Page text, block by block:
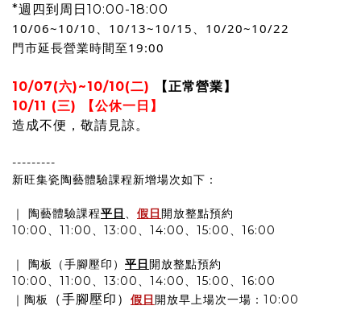
*週四到周日10:00-18:00
10/06~10/10、10/13~10/15、10/20~10/22
門市延長營業時間至19:00
10/07(六)~10/10(二)
【正常營業】
10/11 (三) 【公休一日】
造成不便，敬請見諒。
---------
新旺集瓷陶藝體驗課程新增場次如下：
｜ 陶藝體驗課程平日 、 假日開放整點預約
10:00、11:00、13:00、14:00、15:00、16:00
｜ 陶板（手腳壓印） 平日開放整點預約
10:00、11:00、13:00、14:00、15:00、16:00
｜陶板
（手腳壓印） 假日開放早上場次一場：10:00